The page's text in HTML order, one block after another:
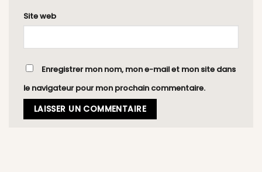
Site web
Enregistrer mon nom, mon e-mail et mon site dans
le navigateur pour mon prochain commentaire.